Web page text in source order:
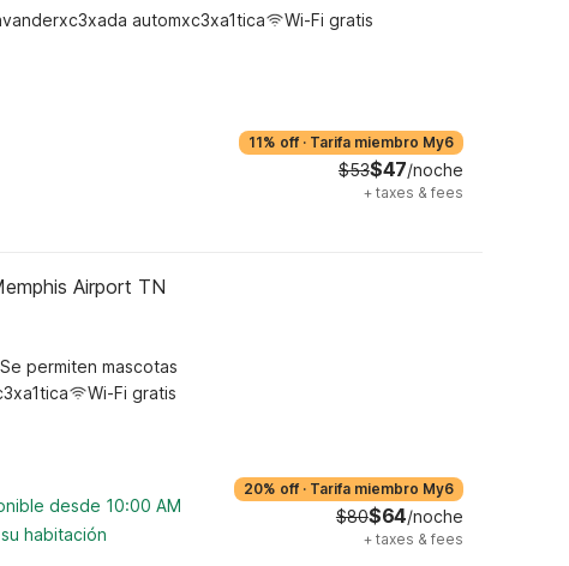
automxc3xa1tica
Wi-Fi gratis
11% off · Tarifa miembro My6
$53$47/noche
+ taxes & fees
Airport TN
Se permiten mascotas
Wi-Fi gratis
desde 10:00 AM
habitación
20% off · Tarifa miembro My6
$80$64/noche
+ taxes & fees